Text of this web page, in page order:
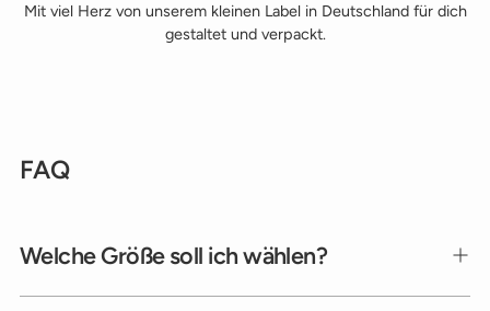
Mit viel Herz von unserem kleinen Label in Deutschland für dich
gestaltet und verpackt.
FAQ
Welche Größe soll ich wählen?